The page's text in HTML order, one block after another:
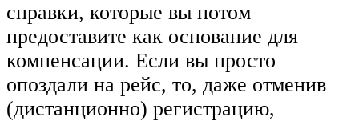
справки, которые вы потом
предоставите как основание для
компенсации. Если вы просто
опоздали на рейс, то, даже отменив
(дистанционно) регистрацию,